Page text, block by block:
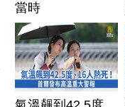
當時